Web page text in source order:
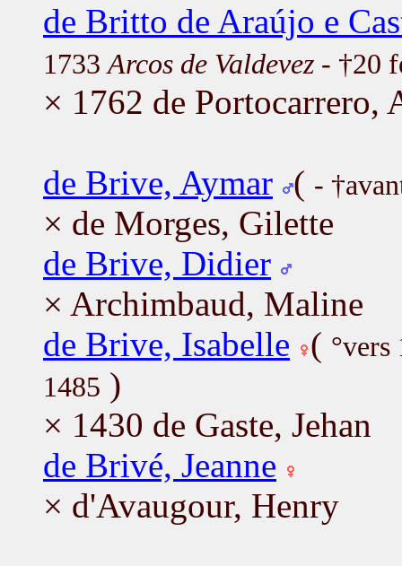
de Britto de Araújo e
1733 Arcos de Valdevez - †20
× 1762 de Portocarrero,
de Brive, Aymar ( -
× de Morges, Gilette
de Brive, Didier
× Archimbaud, Maline
de Brive, Isabelle (
1485 )
× 1430 de Gaste, Jehan
de Brivé, Jeanne
× d'Avaugour, Henry